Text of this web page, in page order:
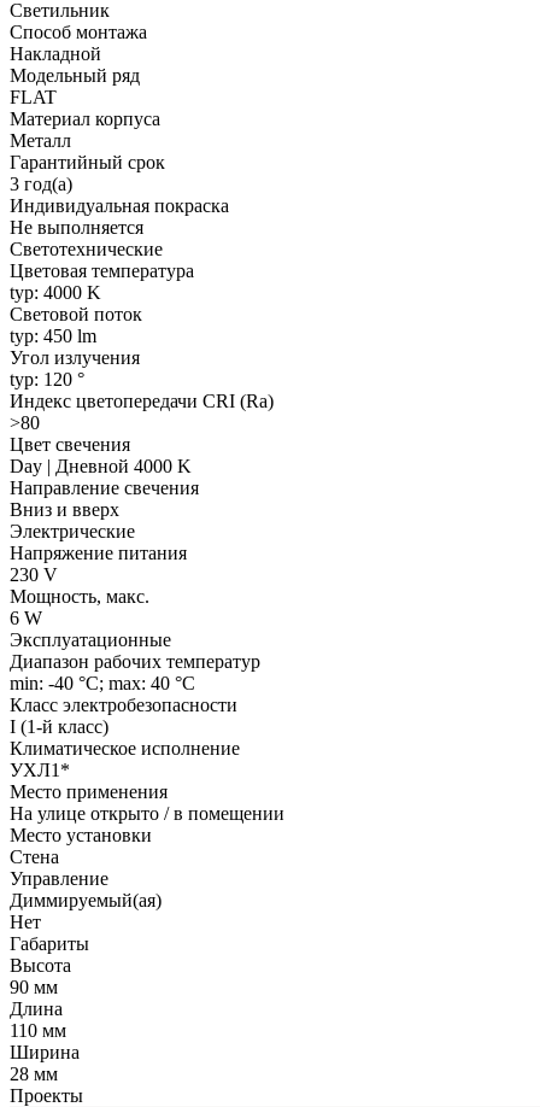
Светильник
Способ монтажа
Накладной
Модельный ряд
FLAT
Материал корпуса
Металл
Гарантийный срок
3 год(а)
Индивидуальная покраска
Не выполняется
Светотехнические
Цветовая температура
typ: 4000 K
Световой поток
typ: 450 lm
Угол излучения
typ: 120 °
Индекс цветопередачи CRI (Ra)
>80
Цвет свечения
Day | Дневной 4000 K
Направление свечения
Вниз и вверх
Электрические
Напряжение питания
230 V
Мощность, макс.
6 W
Эксплуатационные
Диапазон рабочих температур
min: -40 °C; max: 40 °C
Класс электробезопасности
I (1-й класс)
Климатическое исполнение
УХЛ1*
Место применения
На улице открыто / в помещении
Место установки
Стена
Управление
Диммируемый(ая)
Нет
Габариты
Высота
90 мм
Длина
110 мм
Ширина
28 мм
Проекты